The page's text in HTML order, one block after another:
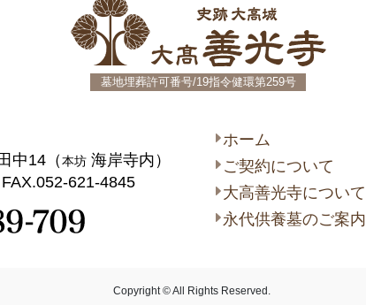
墓地埋葬許可番号/19指令健環第259号
中14（本坊 海岸寺内）
621-4845
ホーム
ご契約について
大高善光寺について
永代供養墓のご案内
Copyright © All Rights Reserved.